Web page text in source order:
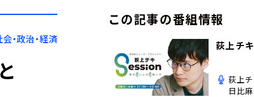
会・政治・経済
この記事の番組情報
荻上チ
荻上
日比